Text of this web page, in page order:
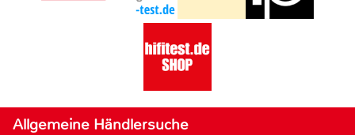
Allgemeine Händlersuche